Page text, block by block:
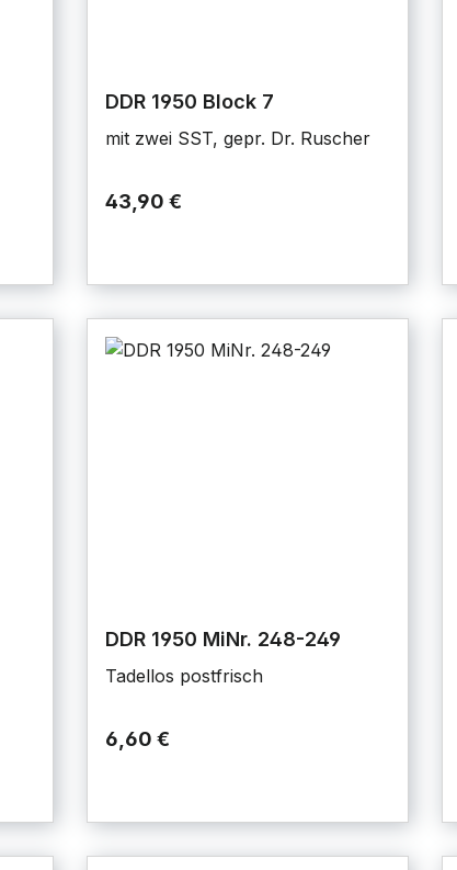
DDR 1950 Block 7
mit zwei SST, gepr. Dr. Ruscher
43,90 €
DDR 1950 MiNr. 248-249
Tadellos postfrisch
6,60 €